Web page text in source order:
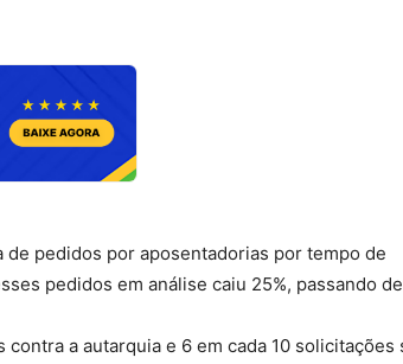
pedidos por aposentadorias por tempo de
pedidos em análise caiu 25%, passando
a autarquia e 6 em cada 10 solicitações